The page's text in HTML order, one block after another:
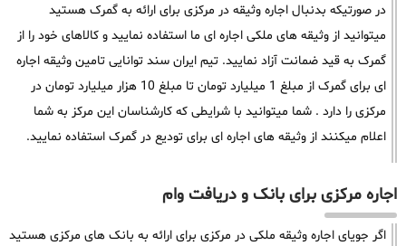
در صورتیکه بدنبال اجاره وثیقه در مرکزی برای ارائه به گمرک هستید
میتوانید از وثیقه های ملکی اجاره ای ما استفاده نمایید و کالاهای خود را از
گمرک به قید ضمانت آزاد نمایید. تیم ایران سند توانایی تامین وثیقه اجاره
ای برای گمرک از مبلغ 1 میلیارد تومان تا مبلغ 10 هزار میلیارد تومان در
مرکزی را دارد . شما میتوانید با شرایطی که کارشناسان این مرکز به شما
اعلام میکنند از وثیقه های اجاره ای برای تودیع در گمرک استفاده نمایید.
اجاره مرکزی برای بانک و دریافت وام
اگر جویای اجاره وثیقه ملکی در مرکزی برای ارائه به بانک های مرکزی هستید